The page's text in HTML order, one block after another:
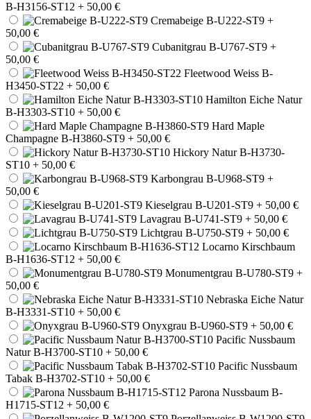
B-H3156-ST12 + 50,00 €
Cremabeige B-U222-ST9 +
50,00 €
Cubanitgrau B-U767-ST9 +
50,00 €
Fleetwood Weiss B-
H3450-ST22 + 50,00 €
Hamilton Eiche Natur
B-H3303-ST10 + 50,00 €
Hard Maple
Champagne B-H3860-ST9 + 50,00 €
Hickory Natur B-H3730-
ST10 + 50,00 €
Karbongrau B-U968-ST9 +
50,00 €
Kieselgrau B-U201-ST9 + 50,00 €
Lavagrau B-U741-ST9 + 50,00 €
Lichtgrau B-U750-ST9 + 50,00 €
Locarno Kirschbaum
B-H1636-ST12 + 50,00 €
Monumentgrau B-U780-ST9 +
50,00 €
Nebraska Eiche Natur
B-H3331-ST10 + 50,00 €
Onyxgrau B-U960-ST9 + 50,00 €
Pacific Nussbaum
Natur B-H3700-ST10 + 50,00 €
Pacific Nussbaum
Tabak B-H3702-ST10 + 50,00 €
Parona Nussbaum B-
H1715-ST12 + 50,00 €